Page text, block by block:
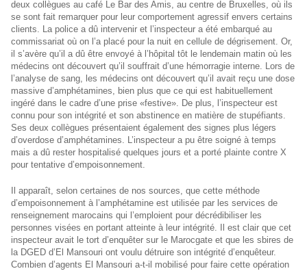
deux collègues au café Le Bar des Amis, au centre de Bruxelles, où ils
se sont fait remarquer pour leur comportement agressif envers certains
clients. La police a dû intervenir et l’inspecteur a été embarqué au
commissariat où on l’a placé pour la nuit en cellule de dégrisement. Or,
il s’avère qu’il a dû être envoyé à l’hôpital tôt le lendemain matin où les
médecins ont découvert qu’il souffrait d’une hémorragie interne. Lors de
l’analyse de sang, les médecins ont découvert qu’il avait reçu une dose
massive d’amphétamines, bien plus que ce qui est habituellement
ingéré dans le cadre d’une prise «festive». De plus, l’inspecteur est
connu pour son intégrité et son abstinence en matière de stupéfiants.
Ses deux collègues présentaient également des signes plus légers
d’overdose d’amphétamines. L’inspecteur a pu être soigné à temps
mais a dû rester hospitalisé quelques jours et a porté plainte contre X
pour tentative d’empoisonnement.
Il apparaît, selon certaines de nos sources, que cette méthode
d’empoisonnement à l’amphétamine est utilisée par les services de
renseignement marocains qui l’emploient pour décrédibiliser les
personnes visées en portant atteinte à leur intégrité. Il est clair que cet
inspecteur avait le tort d’enquêter sur le Marocgate et que les sbires de
la DGED d’El Mansouri ont voulu détruire son intégrité d’enquêteur.
Combien d’agents El Mansouri a-t-il mobilisé pour faire cette opération